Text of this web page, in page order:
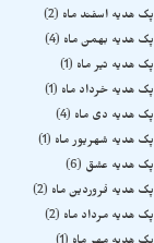
پک هدیه اسفند ماه
2
پک هدیه بهمن ماه
4
پک هدیه تیر ماه
1
پک هدیه خرداد ماه
1
پک هدیه دی ماه
4
پک هدیه شهریور ماه
1
پک هدیه عشق
6
پک هدیه فروردین ماه
2
پک هدیه مرداد ماه
2